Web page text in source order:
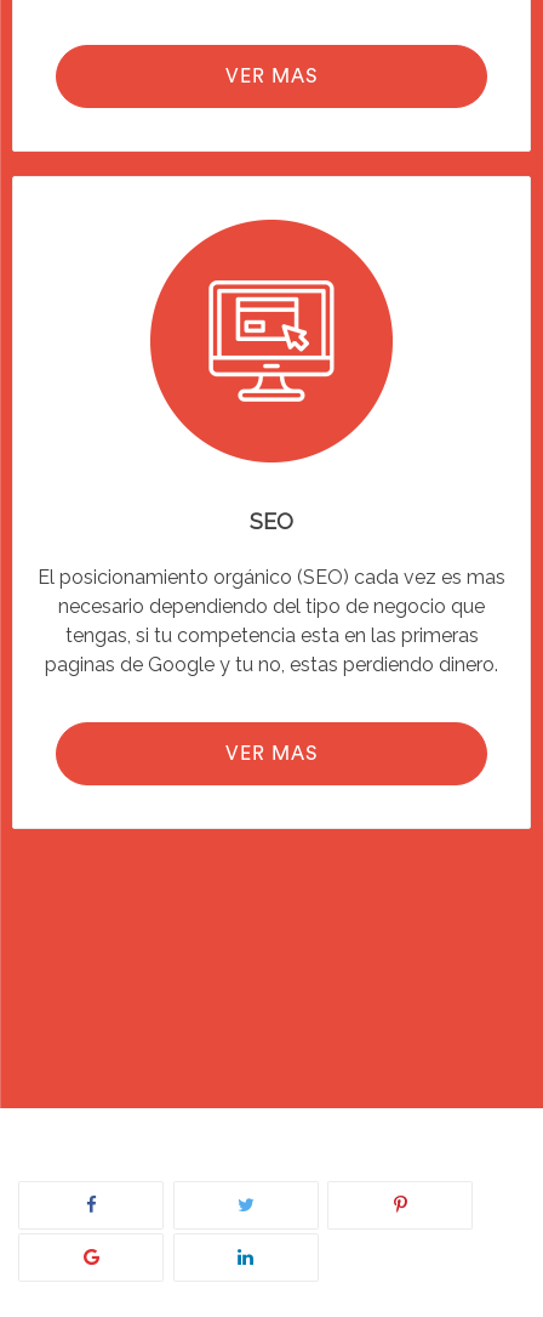
VER MAS
SEO
El posicionamiento orgánico (SEO) cada vez es mas
necesario dependiendo del tipo de negocio que
tengas, si tu competencia esta en las primeras
paginas de Google y tu no, estas perdiendo dinero.
VER MAS